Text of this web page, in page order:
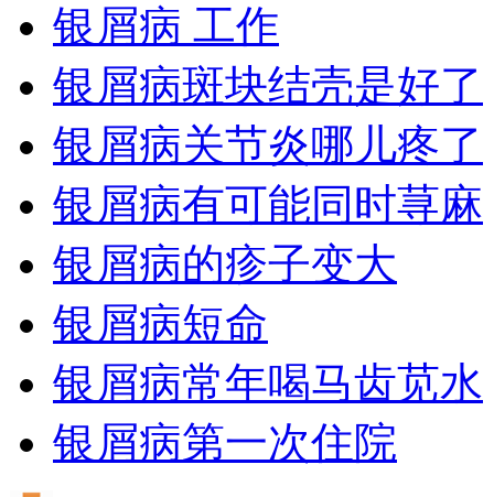
银屑病 工作
银屑病斑块结壳是好了
银屑病关节炎哪儿疼了
银屑病有可能同时荨麻
银屑病的疹子变大
银屑病短命
银屑病常年喝马齿苋水
银屑病第一次住院